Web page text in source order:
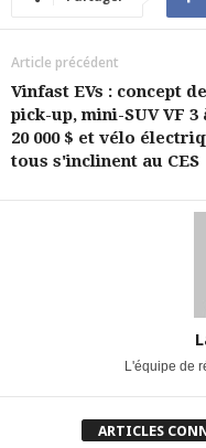
Article précédent
Vinfast EVs : concept de
pick-up, mini-SUV VF 3
20 000 $ et vélo
tous s'inclinent au CES
L'équipe de
ARTICLES